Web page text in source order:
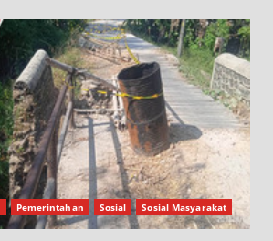
Pemerintahan Sosial Sosial Masyarakat